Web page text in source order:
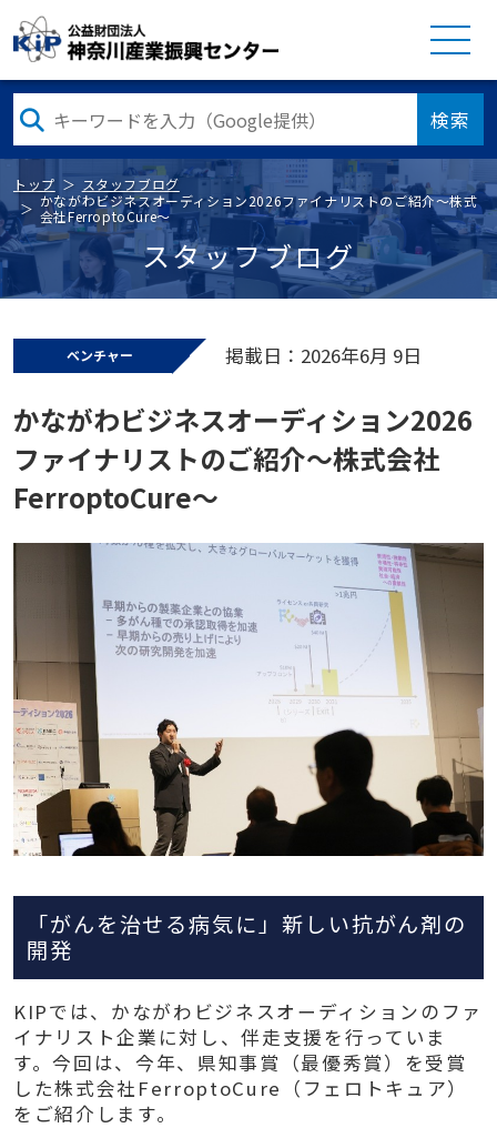
検索
トップ
スタッフブログ
かながわビジネスオーディション2026ファイナリストのご紹介～株式
会社FerroptoCure～
スタッフブログ
ベンチャー 掲載日：2026年6月 9日
かながわビジネスオーディション2026
ファイナリストのご紹介～株式会社
FerroptoCure～
「がんを治せる病気に」新しい抗がん剤の
開発
KIPでは、かながわビジネスオーディションのファ
イナリスト企業に対し、伴走支援を行っていま
す。今回は、今年、県知事賞（最優秀賞）を受賞
した株式会社FerroptoCure（フェロトキュア）
をご紹介します。